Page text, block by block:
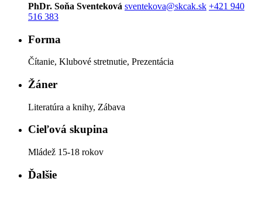
PhDr. Soňa Sventeková sventekova@skcak.sk +421 940
516 383
Forma
Čítanie, Klubové stretnutie, Prezentácia
Žáner
Literatúra a knihy, Zábava
Cieľová skupina
Mládež 15-18 rokov
Ďalšie